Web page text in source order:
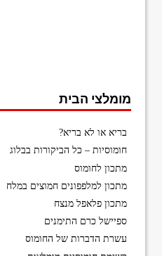
מומלצי הבית
בריא או לא בריא?
חומוסיות – כל הביקורות בבלוג
מתכון לחומוס
מתכון למלפפונים חמוצים במלח
מתכון פלאפל מנצח
ספיישל כרם התימנים
עשרת הדברות של החומוס